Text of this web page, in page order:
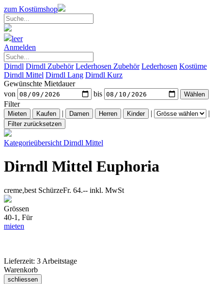
zum Kostümshop
leer
Anmelden
Dirndl Dirndl Zubehör Lederhosen Zubehör Lederhosen Kostüme
Dirndl Mittel Dirndl Lang Dirndl Kurz
Gewünschte Mietdauer
von
bis
Filter
|
| |
Kategorieübersicht Dirndl Mittel
Dirndl Mittel Euphoria
creme,best SchürzeFr. 64.-- inkl. MwSt
Grössen
40-1, Für
mieten
Lieferzeit: 3 Arbeitstage
Warenkorb